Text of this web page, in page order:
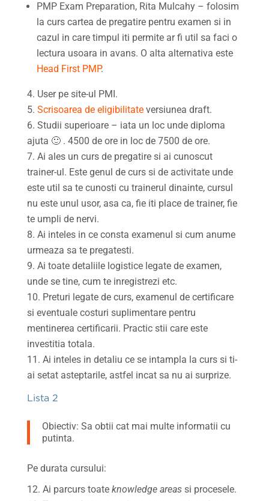
PMP Exam Preparation, Rita Mulcahy – folosim
la curs cartea de pregatire pentru examen si in
cazul in care timpul iti permite ar fi util sa faci o
lectura usoara in avans. O alta alternativa este
Head First PMP.
User pe site-ul PMI.
Scrisoarea de eligibilitateversiunea draft.
Studii superioare – iata un loc unde diploma
ajuta 🙂 . 4500 de ore in loc de 7500 de ore.
Ai ales un curs de pregatire si ai cunoscut
trainer-ul. Este genul de curs si de activitate unde
este util sa te cunosti cu trainerul dinainte, cursul
nu este unul usor, asa ca, fie iti place de trainer, fie
te umpli de nervi.
Ai inteles in ce consta examenul si cum anume
urmeaza sa te pregatesti.
Ai toate detaliile logistice legate de examen,
unde se tine, cum te inregistrezi etc.
Preturi legate de curs, examenul de certificare
si eventuale costuri suplimentare pentru
mentinerea certificarii. Practic stii care este
investitia totala.
Ai inteles in detaliu ce se intampla la curs si ti-
ai setat asteptarile, astfel incat sa nu ai surprize.
Lista 2
Obiectiv: Sa obtii cat mai multe informatii cu
putinta.
Pe durata cursului:
Ai parcurs toate knowledge areassi procesele.